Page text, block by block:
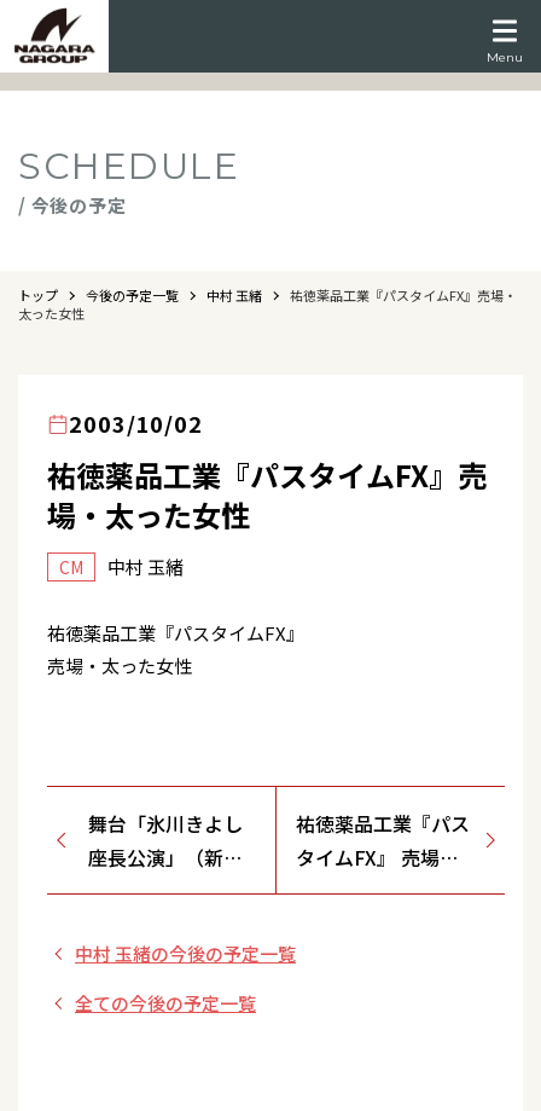
Menu
SCHEDULE
/ 今後の予定
トップ 今後の予定一覧 中村 玉緒
祐徳薬品工業『パスタイムFX』売場・
太った女性
2003/10/02
祐徳薬品工業『パスタイムFX』売
場・太った女性
CM 中村 玉緒
祐徳薬品工業『パスタイムFX』
売場・太った女性
舞台「氷川きよし
座長公演」（新宿
コマ劇場）
祐徳薬品工業『パス
タイムFX』 売場・
着物の男性
中村 玉緒の今後の予定一覧
全ての今後の予定一覧